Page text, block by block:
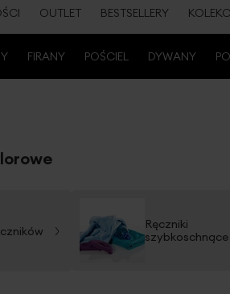
OUTLET BESTSELLERY
FIRANY POŚCIEL DYWANY
Ręczniki
szybkoschnące